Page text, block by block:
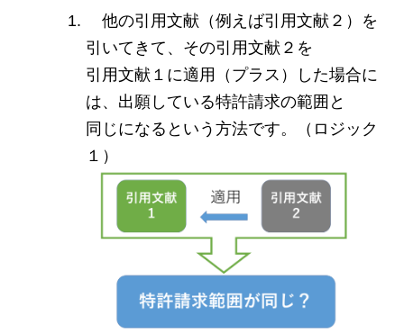
他の引用文献（例えば引用文献２）を
引いてきて、その引用文献２を
引用文献１に適用（プラス）した場合に
は、出願している特許請求の範囲と
同じになるという方法です。（ロジック
１）